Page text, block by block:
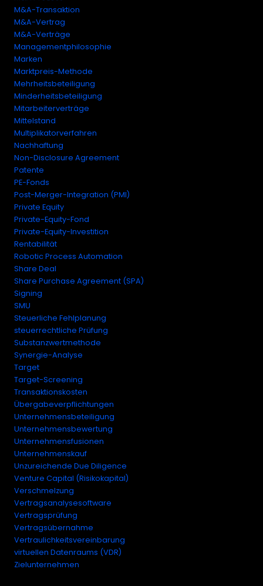
M&A-Transaktion
M&A-Vertrag
M&A-Verträge
Managementphilosophie
Marken
Marktpreis-Methode
Mehrheitsbeteiligung
Minderheitsbeteiligung
Mitarbeiterverträge
Mittelstand
Multiplikatorverfahren
Nachhaftung
Non-Disclosure Agreement
Patente
PE-Fonds
Post-Merger-Integration (PMI)
Private Equity
Private-Equity-Fond
Private-Equity-Investition
Rentabilität
Robotic Process Automation
Share Deal
Share Purchase Agreement (SPA)
Signing
SMU
Steuerliche Fehlplanung
steuerrechtliche Prüfung
Substanzwertmethode
Synergie-Analyse
Target
Target-Screening
Transaktionskosten
Übergabeverpflichtungen
Unternehmensbeteiligung
Unternehmensbewertung
Unternehmensfusionen
Unternehmenskauf
Unzureichende Due Diligence
Venture Capital (Risikokapital)
Verschmelzung
Vertragsanalysesoftware
Vertragsprüfung
Vertragsübernahme
Vertraulichkeitsvereinbarung
virtuellen Datenraums (VDR)
Zielunternehmen